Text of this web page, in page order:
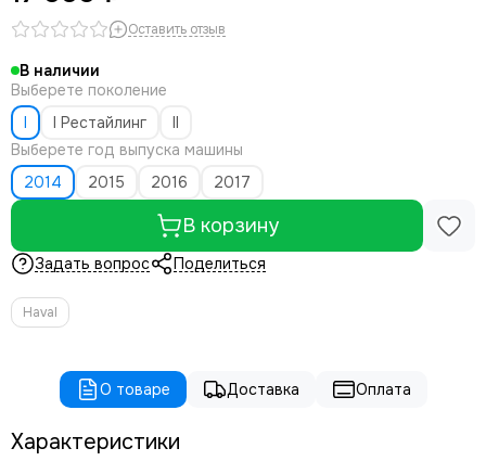
Оставить отзыв
В наличии
Выберете поколение
I
I Рестайлинг
II
Выберете год выпуска машины
2014
2015 2016 2017
В корзину
Задать вопрос Поделиться
Haval
О товаре Доставка Оплата
Характеристики